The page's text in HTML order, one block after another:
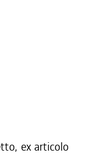
ex articolo